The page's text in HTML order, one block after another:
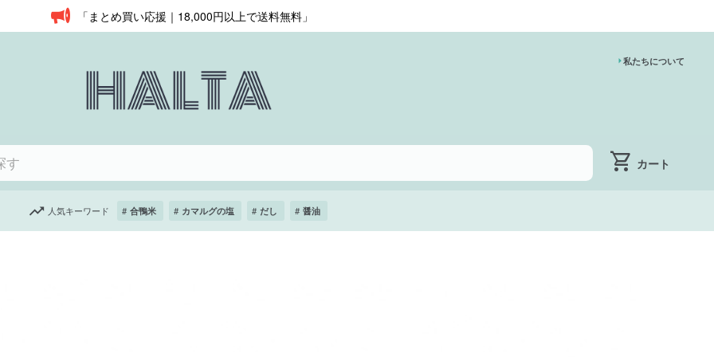
「まとめ買い応援｜18,000円以上で送料無料」
私たちについて
人気キーワード 合鴨米 カマルグの塩 だし 醤油